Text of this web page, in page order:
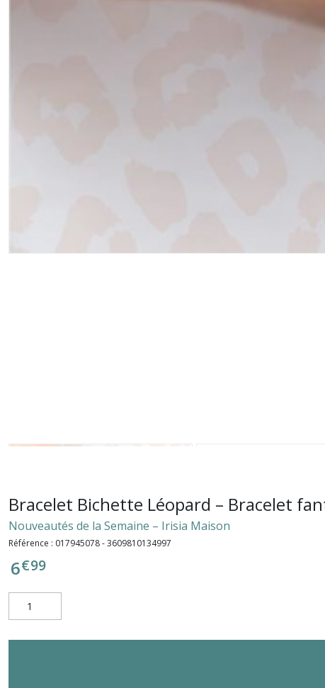
Bracelet Bichette Léopard – Bracelet
Nouveautés de la Semaine – Irisia Maison
Référence : 017945078 - 3609810134997
6€99